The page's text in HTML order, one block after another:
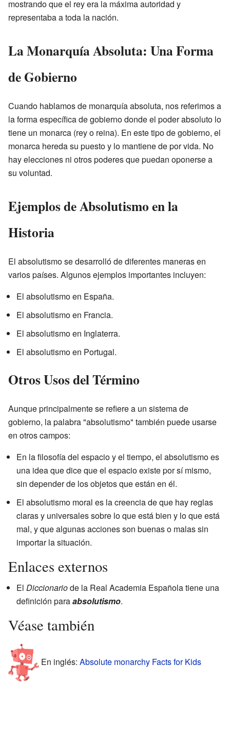
mostrando que el rey era la máxima autoridad y
representaba a toda la nación.
La Monarquía Absoluta: Una Forma
de Gobierno
Cuando hablamos de monarquía absoluta, nos referimos a
la forma específica de gobierno donde el poder absoluto lo
tiene un monarca (rey o reina). En este tipo de gobierno, el
monarca hereda su puesto y lo mantiene de por vida. No
hay elecciones ni otros poderes que puedan oponerse a
su voluntad.
Ejemplos de Absolutismo en la
Historia
El absolutismo se desarrolló de diferentes maneras en
varios países. Algunos ejemplos importantes incluyen:
El absolutismo en España.
El absolutismo en Francia.
El absolutismo en Inglaterra.
El absolutismo en Portugal.
Otros Usos del Término
Aunque principalmente se refiere a un sistema de
gobierno, la palabra "absolutismo" también puede usarse
en otros campos:
En la filosofía del espacio y el tiempo, el absolutismo es
una idea que dice que el espacio existe por sí mismo,
sin depender de los objetos que están en él.
El absolutismo moral es la creencia de que hay reglas
claras y universales sobre lo que está bien y lo que está
mal, y que algunas acciones son buenas o malas sin
importar la situación.
Enlaces externos
El Diccionariode la Real Academia Española tiene una
definición paraabsolutismo.
Véase también
En inglés: Absolute monarchy Facts for Kids